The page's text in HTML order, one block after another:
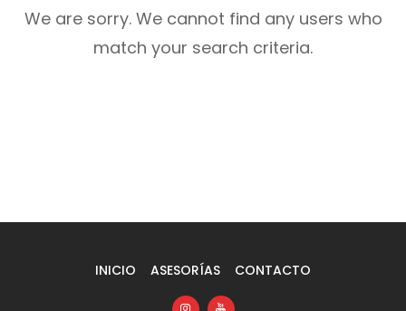
We are sorry. We cannot find any users who
match your search criteria.
INICIO ASESORÍAS CONTACTO